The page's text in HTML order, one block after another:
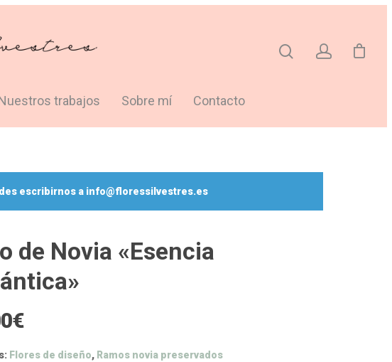
trabajos Sobre mí Contacto
escribirnos a info@floressilvestres.es
de Novia «Esencia
€
Flores de diseño, Ramos novia preservados